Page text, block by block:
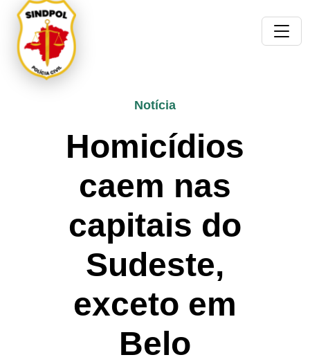
Notícia
Homicídios
caem nas
capitais do
Sudeste,
exceto em
Belo